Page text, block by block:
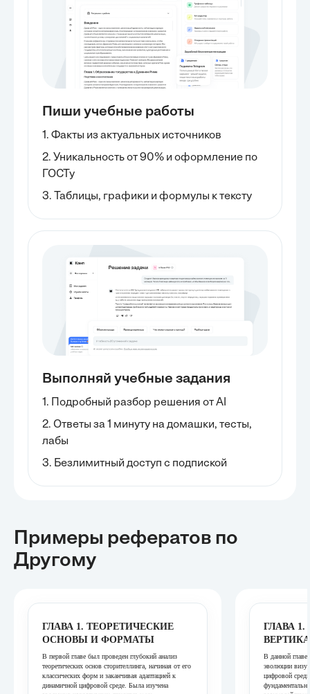
Пиши учебные работы
1. Факты из актуальных источников
2. Уникальность от 90% и оформление по
ГОСТу
3. Таблицы, графики и формулы к тексту
Выполняй учебные задания
1. Подробный разбор решения от AI
2. Ответы за 1 минуту на домашки, тесты,
лабы
3. Безлимитный доступ с подпиской
Примеры рефератов по
Другому
ГЛАВА 1. ТЕОРЕТИЧЕСКИЕ
ОСНОВЫ И ФОРМАТЫ
В первой главе был проведен глубокий анализ
теоретических основ сторителлинга, начиная от его
классических форм и заканчивая адаптацией к
динамичной цифровой среде. Была изучена
ГЛАВА 1.
В данной главе
эволюции
цифровой